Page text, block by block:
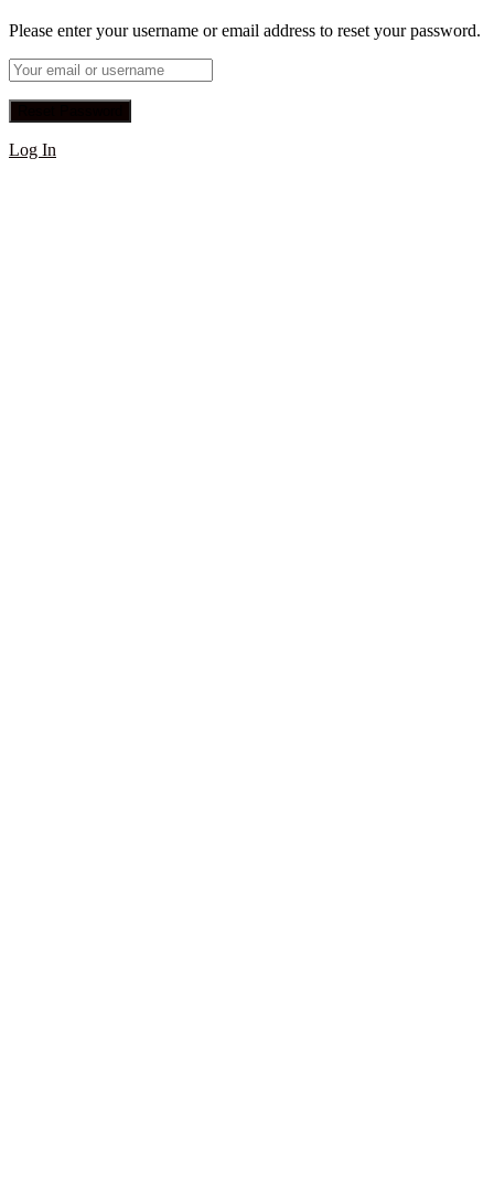
Please enter your username or email address to reset your password.
Log In